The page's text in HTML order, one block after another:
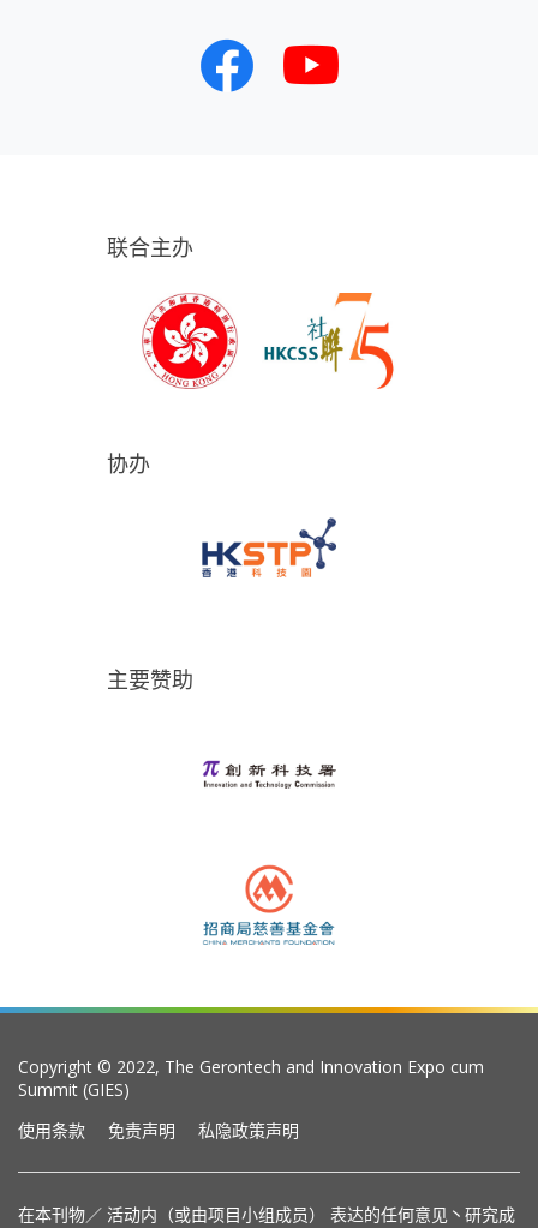
联合主办
协办
主要赞助
Copyright © 2022, The Gerontech and Innovation Expo cum
Summit (GIES)
使用条款
免责声明 私隐政策声明
在本刊物／ 活动内（或由项目小组成员） 表达的任何意见丶研究成